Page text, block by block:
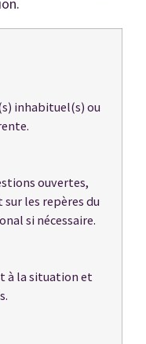
inhabituel(s) ou
ouvertes,
les repères du
si nécessaire.
à la situation et